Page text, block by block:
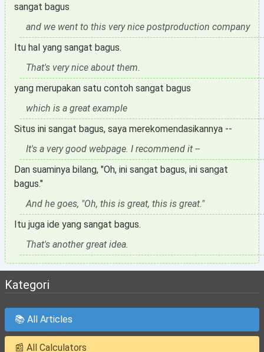
sangat bagus
and we went to this very nice postproduction company
Itu hal yang sangat bagus.
That's very nice about them.
yang merupakan satu contoh sangat bagus
which is a great example
Situs ini sangat bagus, saya merekomendasikannya --
It's a very good webpage. I recommend it --
Dan suaminya bilang, "Oh, ini sangat bagus, ini sangat
bagus."
And he goes, "Oh, this is great, this is great."
Itu juga ide yang sangat bagus.
That's another great idea.
Kategori
📚 All Articles
📰 All Calculators